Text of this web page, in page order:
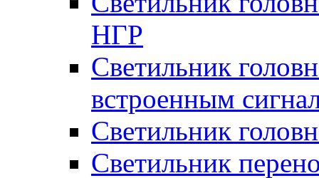
НГР
Светильник
встроенным
Светильник
Светильник